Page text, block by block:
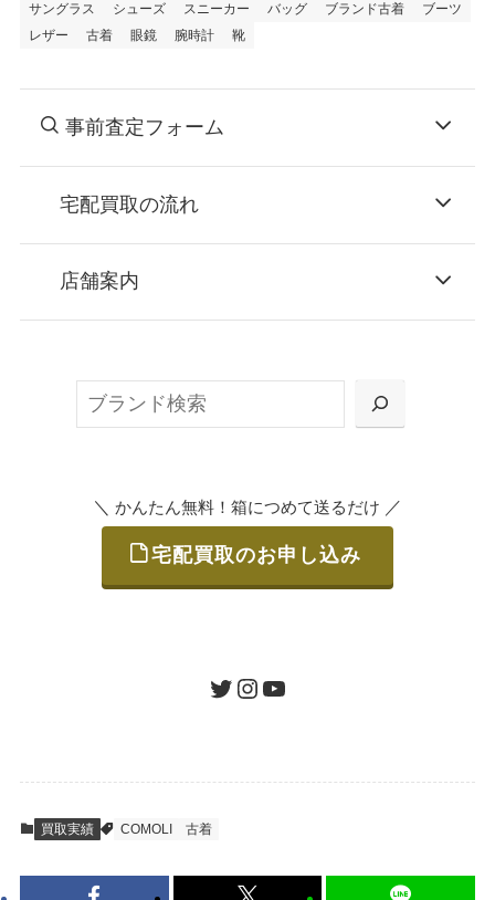
サングラス
シューズ スニーカー バッグ ブランド古着
ブーツ
レザー
古着 眼鏡 腕時計 靴
事前査定フォーム
宅配買取の流れ
お申込み
または梱包材不要の「集荷申込」からお選び
ご発送
査定結果のご承認 / 入金
到着即日に査定いたします。買取金額にご納
店舗案内
＼ かんたん無料！箱につめて送るだけ ／
宅配買取のお申し込み
ツイッターインスタグラムユーチューブ
買取実績 COMOLI 古着